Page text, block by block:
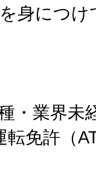
身につ
・業界未
転免許（